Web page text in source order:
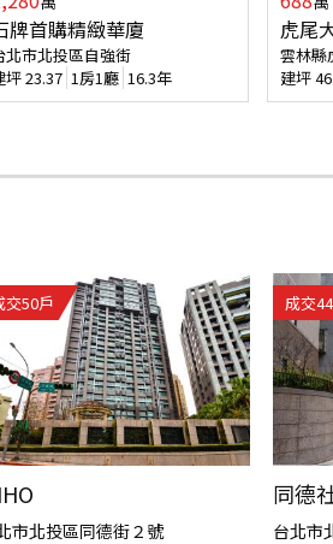
牌首購精緻華廈
北市北投區自強街
坪23.37 1房1廳 16.3年
虎尾
雲林縣
建坪
交50戶
市北投區同德街２號
成交44
同德
台北市